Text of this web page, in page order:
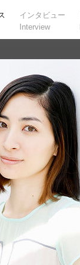
インタビュー
Interview